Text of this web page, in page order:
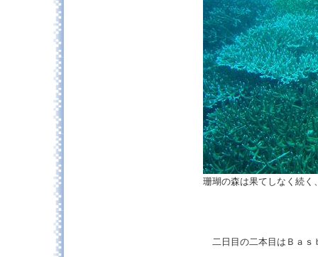
珊瑚の森は果てしなく続く
二日目の二本目はＢａｓ